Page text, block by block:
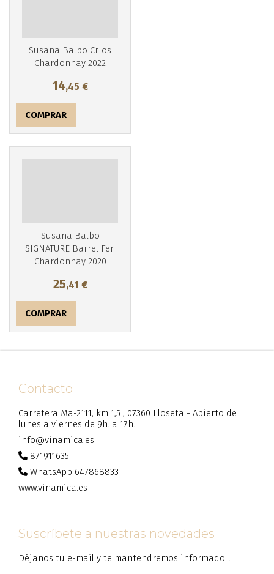
Susana Balbo Crios
Chardonnay 2022
14,45 €
COMPRAR
Susana Balbo
SIGNATURE Barrel Fer.
Chardonnay 2020
25,41 €
COMPRAR
Contacto
Carretera Ma-2111, km 1,5 , 07360 Lloseta - Abierto de
lunes a viernes de 9h. a 17h.
info@vinamica.es
871911635
WhatsApp 647868833
www.vinamica.es
Suscríbete a nuestras novedades
Déjanos tu e-mail y te mantendremos informado...